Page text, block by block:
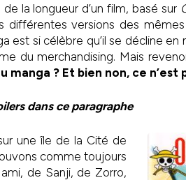
la longueur d’un film, basé sur
différentes versions des
est si célèbre qu’il se décline en
du merchandising. Mais
manga ? Et bien non, ce n’est
dans ce paragraphe
une île de la Cité de
comme toujours
de Sanji, de Zorro,